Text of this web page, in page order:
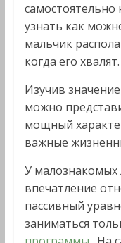
самостоятельно
узнать как
мальчик
когда его хвалят.
Изучив
можно
мощный
важные
У
впечатление
пассивный
заниматься